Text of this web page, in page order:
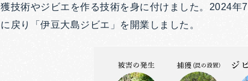
獲技術やジビエを作る技術を身に付けました。2024
に戻り「伊豆大島ジビエ」を開業しました。